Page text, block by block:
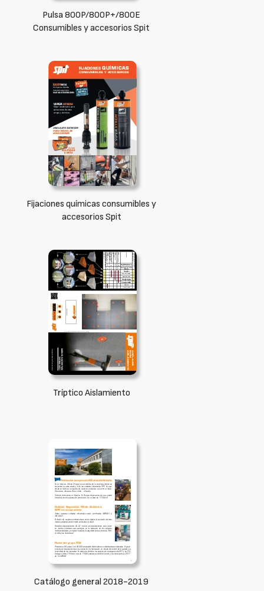
Pulsa 800P/800P+/800E
Consumibles y accesorios Spit
Fijaciones químicas consumibles y
accesorios Spit
Tríptico Aislamiento
Catálogo general 2018-2019